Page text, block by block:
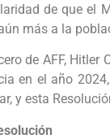
de que el
más a la
de AFF,
en el año
y esta